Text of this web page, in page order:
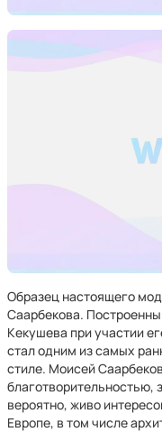
Образец настоящего
Саарбекова.
Кекушева при участии
стал одним из самых
стиле. Моисей
благотворительностью,
вероятно, живо
Европе, в том числе